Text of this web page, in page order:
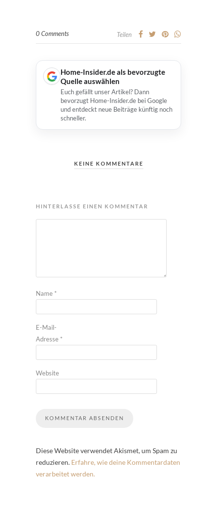
0 Comments Teilen
Home-Insider.de als bevorzugte
Quelle auswählen
Euch gefällt unser Artikel? Dann
bevorzugt Home-Insider.de bei Google
und entdeckt neue Beiträge künftig noch
schneller.
KEINE KOMMENTARE
HINTERLASSE EINEN KOMMENTAR
Name *
E-Mail-
Adresse *
Website
Diese Website verwendet Akismet, um Spam zu
reduzieren. Erfahre, wie deine Kommentardaten
verarbeitet werden.